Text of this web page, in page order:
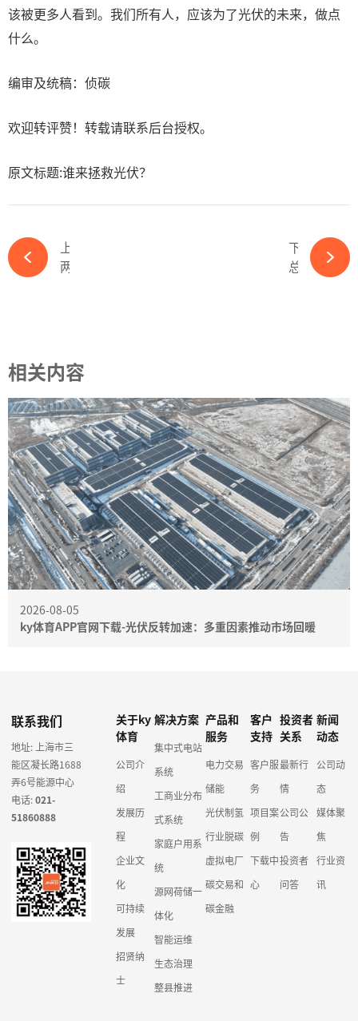
该被更多人看到。我们所有人，应该为了光伏的未来，做点
什么。
编审及统稿：侦碳
欢迎转评赞！转载请联系后台授权。
原文标题:谁来拯救光伏？
下一篇
总投资50亿！又一钙钛矿光伏项目开工-ky体育APP官网下载
相关内容
2026-08-05
ky体育APP官网下载-光伏反转加速：多重因素推动市场回暖
联系我们
地址: 上海市三
能区凝长路1688
弄6号能源中心
电话:021-
51860888
关于ky
体育
公司介
绍
发展历
程
企业文
化
可持续
发展
招贤纳
士
解决方案
集中式电站
系统
工商业分布
式系统
家庭户用系
统
源网荷储一
体化
智能运维
生态治理
整县推进
产品和
服务
电力交易
储能
光伏制氢
行业脱碳
虚拟电厂
碳交易和
碳金融
客户
支持
客户服
务
项目案
例
下载中
心
投资者
关系
最新行
情
公司公
告
投资者
问答
新闻
动态
公司动
态
媒体聚
焦
行业资
讯